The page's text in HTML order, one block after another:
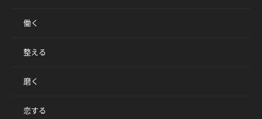
働く
整える
磨く
恋する